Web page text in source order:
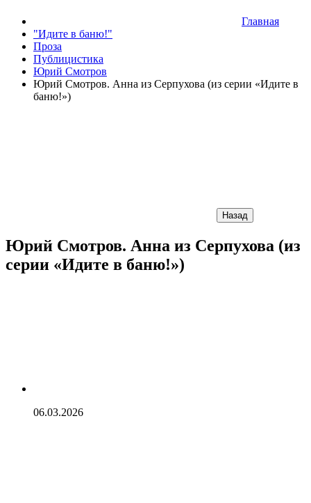
Главная
"Идите в баню!"
Проза
Публицистика
Юрий Смотров
Юрий Смотров. Анна из Серпухова (из серии «Идите в
баню!»)
Назад
Юрий Смотров. Анна из Серпухова (из
серии «Идите в баню!»)
06.03.2026